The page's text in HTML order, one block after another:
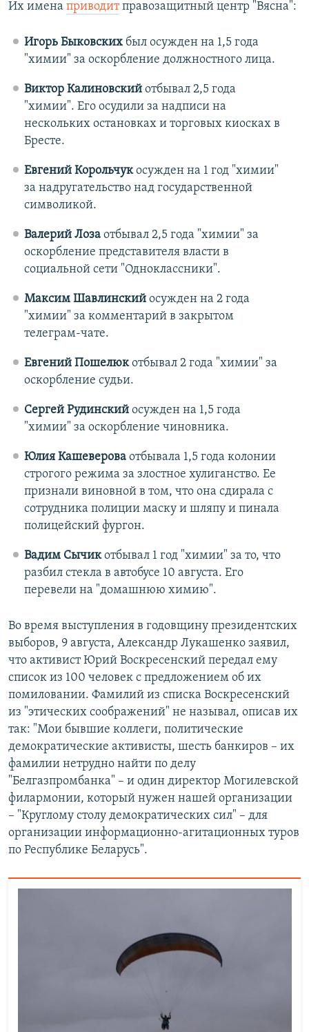
Их имена приводитправозащитный центр "Вясна":
Игорь Быковских был осужден на 1,5 года
"химии" за оскорбление должностного лица.
Виктор Калиновский отбывал 2,5 года
"химии". Его осудили за надписи на
нескольких остановках и торговых киосках в
Бресте.
Евгений Корольчукосужден на 1 год "химии"
за надругательство над государственной
символикой.
Валерий Лоза отбывал 2,5 года "химии" за
оскорбление представителя власти в
социальной сети "Одноклассники".
Максим Шавлинскийосужден на 2 года
"химии" за комментарий в закрытом
телеграм-чате.
Евгений Пошелюкотбывал 2 года "химии" за
оскорбление судьи.
Сергей Рудинскийосужден на 1,5 года
"химии" за оскорбление чиновника.
Юлия Кашеверова отбывала 1,5 года колонии
строгого режима за злостное хулиганство. Ее
признали виновной в том, что она сдирала с
сотрудника полиции маску и шляпу и пинала
полицейский фургон.
Вадим Сычикотбывал 1 год "химии" за то, что
разбил стекла в автобусе 10 августа. Его
перевели на "домашнюю химию".
Во время выступления в годовщину президентских
выборов, 9 августа, Александр Лукашенко заявил,
что активист Юрий Воскресенский передал ему
список из 100 человек с предложением об их
помиловании. Фамилий из списка Воскресенский
из "этических соображений" не называл, описав их
так: "Мои бывшие коллеги, политические
демократические активисты, шесть банкиров – их
фамилии нетрудно найти по делу
"Белгазпромбанка" – и один директор Могилевской
филармонии, который нужен нашей организации
– "Круглому столу демократических сил" – для
организации информационно-агитационных туров
по Республике Беларусь".